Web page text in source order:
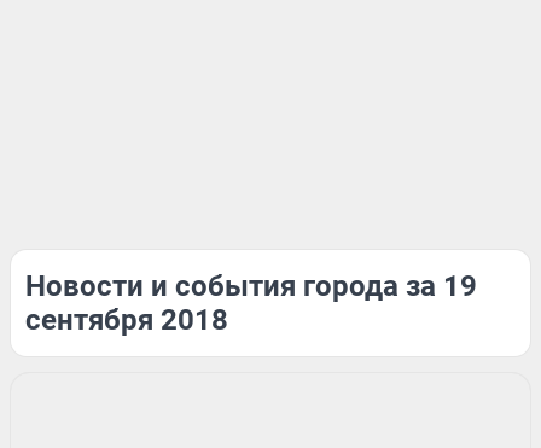
Новости и события города за 19
сентября 2018